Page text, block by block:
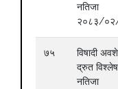
नतिजा
२०८३/
७५
विषादी
द्रुत
नतिजा